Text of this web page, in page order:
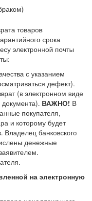
товаров
срока
электронной почты
с указанием
дефект).
(в электронном виде
ВАЖНО! В
покупателя,
и которому будет
Владелец банковского
денежные
на электронную